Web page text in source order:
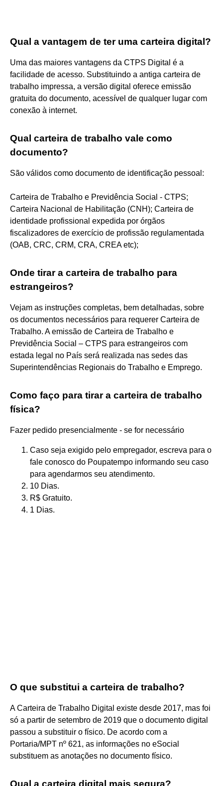
Qual a vantagem de ter uma carteira digital?
Uma das maiores vantagens da CTPS Digital é a
facilidade de acesso. Substituindo a antiga carteira de
trabalho impressa, a versão digital oferece emissão
gratuita do documento, acessível de qualquer lugar com
conexão à internet.
Qual carteira de trabalho vale como
documento?
São válidos como documento de identificação pessoal:
Carteira de Trabalho e Previdência Social - CTPS;
Carteira Nacional de Habilitação (CNH); Carteira de
identidade profissional expedida por órgãos
fiscalizadores de exercício de profissão regulamentada
(OAB, CRC, CRM, CRA, CREA etc);
Onde tirar a carteira de trabalho para
estrangeiros?
Vejam as instruções completas, bem detalhadas, sobre
os documentos necessários para requerer Carteira de
Trabalho. A emissão de Carteira de Trabalho e
Previdência Social – CTPS para estrangeiros com
estada legal no País será realizada nas sedes das
Superintendências Regionais do Trabalho e Emprego.
Como faço para tirar a carteira de trabalho
física?
Fazer pedido presencialmente - se for necessário
Caso seja exigido pelo empregador, escreva para o
fale conosco do Poupatempo informando seu caso
para agendarmos seu atendimento.
10 Dias.
R$ Gratuito.
1 Dias.
O que substitui a carteira de trabalho?
A Carteira de Trabalho Digital existe desde 2017, mas foi
só a partir de setembro de 2019 que o documento digital
passou a substituir o físico. De acordo com a
Portaria/MPT nº 621, as informações no eSocial
substituem as anotações no documento físico.
Qual a carteira digital mais segura?